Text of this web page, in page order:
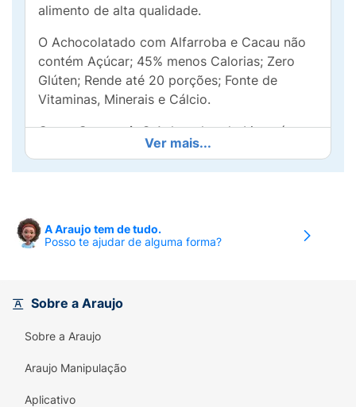
alimento de alta qualidade.
O Achocolatado com Alfarroba e Cacau não
contém Açúcar; 45% menos Calorias; Zero
Glúten; Rende até 20 porções; Fonte de
Vitaminas, Minerais e Cálcio.
Como Consumir:O Achocolatado Linea é
instantâneo, basta misturar 2 colheres de
sopa de Achocolatado Linea Alfarroba +
Ver mais...
A Araujo tem de tudo.
Posso te ajudar de alguma forma?
Sobre a Araujo
Sobre a Araujo
Araujo Manipulação
Aplicativo